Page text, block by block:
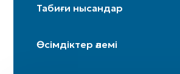
Күн
Таңсәрі
Табиғи нысандар
Үңгір
Өсімдіктер әлемі